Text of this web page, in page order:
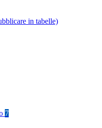
in tabelle)
7